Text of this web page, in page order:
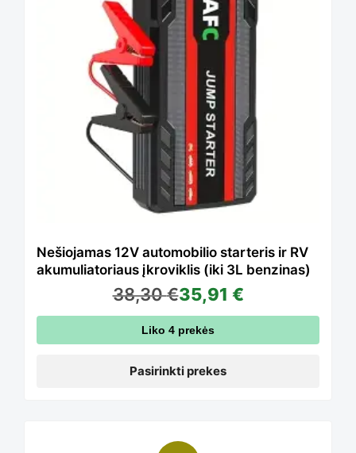
Nešiojamas 12V automobilio starteris ir RV
akumuliatoriaus įkroviklis (iki 3L benzinas)
38,30€35,91 €
Liko 4 prekės
Pasirinkti prekes
has
multiple
variants.
options
may